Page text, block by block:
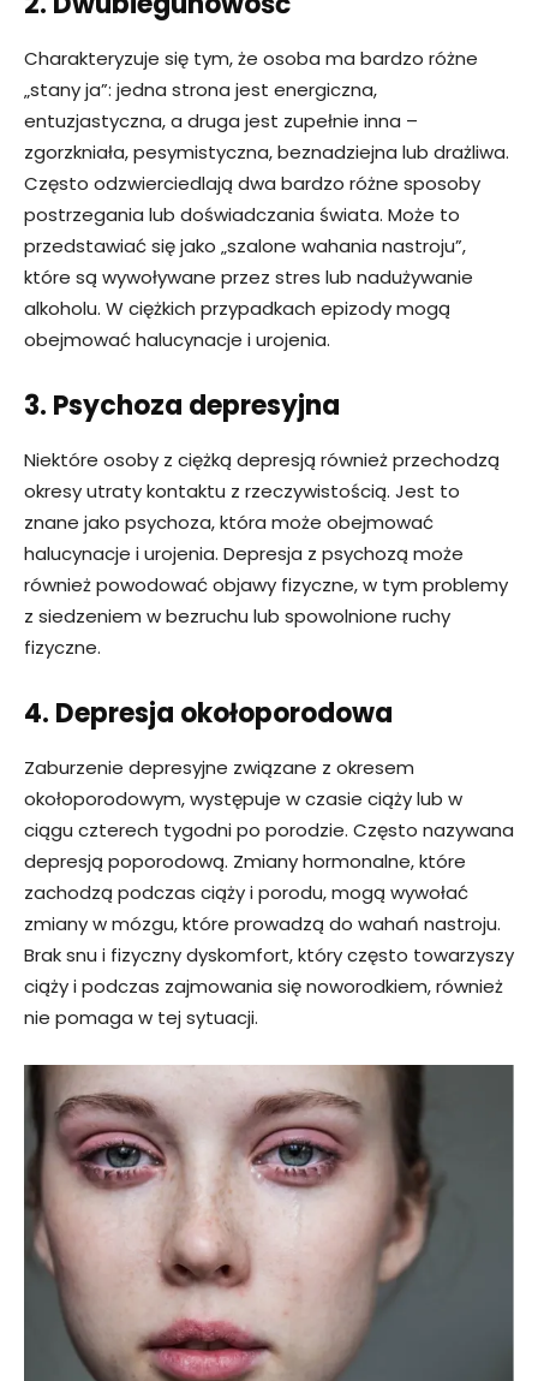
Charakteryzuje się tym, że osoba ma bardzo różne
„stany ja”: jedna strona jest energiczna,
entuzjastyczna, a druga jest zupełnie inna –
zgorzkniała, pesymistyczna, beznadziejna lub drażliwa.
Często odzwierciedlają dwa bardzo różne sposoby
postrzegania lub doświadczania świata. Może to
przedstawiać się jako „szalone wahania nastroju”,
które są wywoływane przez stres lub nadużywanie
alkoholu. W ciężkich przypadkach epizody mogą
obejmować halucynacje i urojenia.
3. Psychoza depresyjna
Niektóre osoby z ciężką depresją również przechodzą
okresy utraty kontaktu z rzeczywistością. Jest to
znane jako psychoza, która może obejmować
halucynacje i urojenia. Depresja z psychozą może
również powodować objawy fizyczne, w tym problemy
z siedzeniem w bezruchu lub spowolnione ruchy
fizyczne.
4. Depresja okołoporodowa
Zaburzenie depresyjne związane z okresem
okołoporodowym, występuje w czasie ciąży lub w
ciągu czterech tygodni po porodzie. Często nazywana
depresją poporodową. Zmiany hormonalne, które
zachodzą podczas ciąży i porodu, mogą wywołać
zmiany w mózgu, które prowadzą do wahań nastroju.
Brak snu i fizyczny dyskomfort, który często towarzyszy
ciąży i podczas zajmowania się noworodkiem, również
nie pomaga w tej sytuacji.